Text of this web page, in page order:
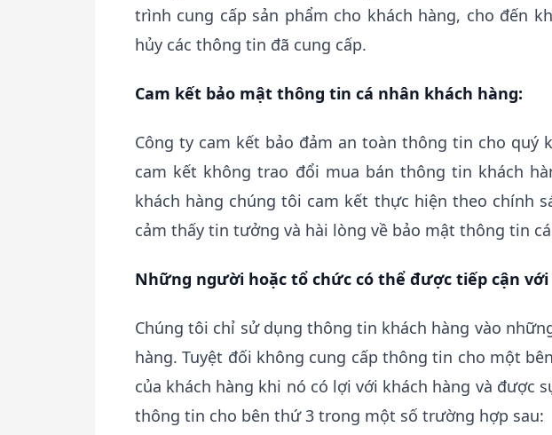
trình cung cấp sản phẩm cho khách hàng, cho đến
hủy các thông tin đã cung cấp.
Cam kết bảo mật thông tin cá nhân khách hàng:
Công ty cam kết bảo đảm an toàn thông tin cho
cam kết không trao đổi mua bán thông tin khách
khách hàng chúng tôi cam kết thực hiện theo chính
cảm thấy tin tưởng và hài lòng về bảo mật thông tin
Những người hoặc tổ chức có thể được tiếp cận
Chúng tôi chỉ sử dụng thông tin khách hàng vào
hàng. Tuyệt đối không cung cấp thông tin cho một
của khách hàng khi nó có lợi với khách hàng và được
thông tin cho bên thứ 3 trong một số trường hợp sau: